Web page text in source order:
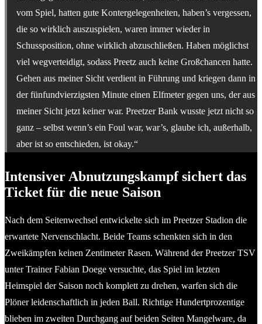
vom Spiel, hatten gute Kontergelegenheiten, haben’s vergessen,
die so wirklich auszuspielen, waren immer wieder in
Schussposition, ohne wirklich abzuschließen. Haben möglichst
viel wegverteidigt, sodass Preetz auch keine Großchancen hatte.
Gehen aus meiner Sicht verdient in Führung und kriegen dann in
der fünfundvierzigsten Minute einen Elfmeter gegen uns, der aus
meiner Sicht jetzt keiner war. Preetzer Bank wusste jetzt nicht so
ganz – selbst wenn’s ein Foul war, war’s, glaube ich, außerhalb,
aber ist so entschieden, ist okay.“
Intensiver Abnutzungskampf sichert das
Ticket für die neue Saison
Nach dem Seitenwechsel entwickelte sich im Preetzer Stadion die
erwartete Nervenschlacht. Beide Teams schenkten sich in den
Zweikämpfen keinen Zentimeter Rasen. Während der Preetzer TSV
unter Trainer Fabian Doege versuchte, das Spiel im letzten
Heimspiel der Saison noch komplett zu drehen, warfen sich die
Plöner leidenschaftlich in jeden Ball. Richtige Hundertprozentige
blieben im zweiten Durchgang auf beiden Seiten Mangelware, da